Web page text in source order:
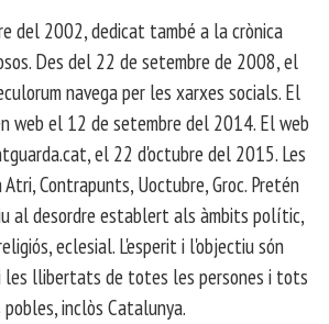
del 2002, dedicat també a la crònica
Des del 22 de setembre de 2008, el
navega per les xarxes socials. El
web el 12 de setembre del 2014. El web
el 22 d'octubre del 2015. Les
Atri, Contrapunts, Uoctubre, Groc. Pretén
al desordre establert als àmbits polític,
eclesial. L'esperit i l'objectiu són
les llibertats de totes les persones i tots
inclòs Catalunya.